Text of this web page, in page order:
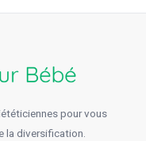
pour vous
la diversification.